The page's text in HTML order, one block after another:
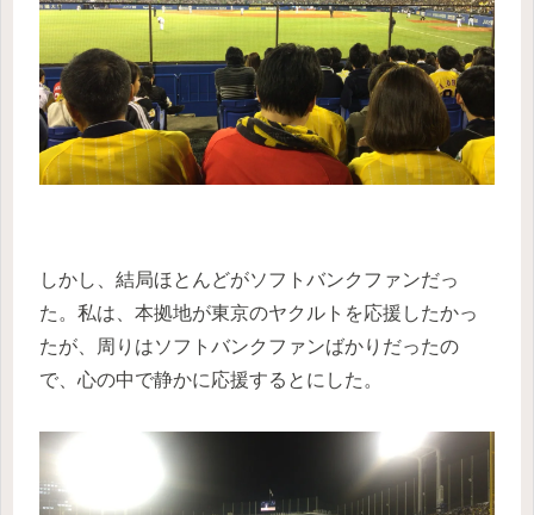
しかし、結局ほとんどがソフトバンクファンだっ
た。私は、本拠地が東京のヤクルトを応援したかっ
たが、周りはソフトバンクファンばかりだったの
で、心の中で静かに応援するとにした。